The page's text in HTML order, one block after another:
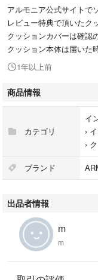
アルモニア公式サイトで
レビュー特典で頂いたク
クッションカバーは確認
クッション本体は届いた
1年以上前
商品情報
カテゴリ
イ
›
›
ブランド
出品者情報
m
m